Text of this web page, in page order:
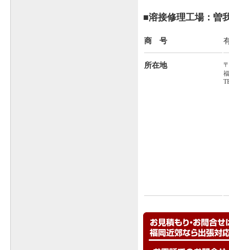
■溶接修理工場：曽
商 号
所在地